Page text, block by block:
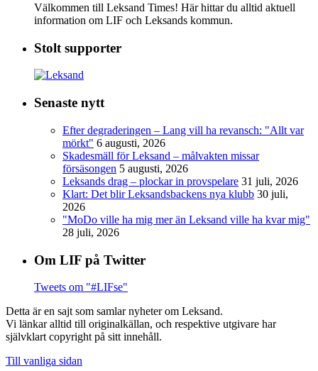
Välkommen till Leksand Times! Här hittar du alltid aktuell
information om LIF och Leksands kommun.
Stolt supporter
Senaste nytt
Efter degraderingen – Lang vill ha revansch: "Allt var
mörkt" 6 augusti, 2026
Skadesmäll för Leksand – målvakten missar
försäsongen 5 augusti, 2026
Leksands drag – plockar in provspelare 31 juli, 2026
Klart: Det blir Leksandsbackens nya klubb 30 juli,
2026
"MoDo ville ha mig mer än Leksand ville ha kvar mig"
28 juli, 2026
Om LIF på Twitter
Tweets om "#LIFse"
Detta är en sajt som samlar nyheter om Leksand.
Vi länkar alltid till originalkällan, och respektive utgivare har
självklart copyright på sitt innehåll.
Till vanliga sidan